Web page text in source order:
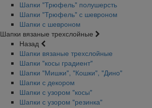
Шапки "Трюфель" полушерсть
Шапки "Трюфель" с шевроном
Шапки с шевроном
Шапки вязаные трехслойные
Назад
Шапки вязаные трехслойные
Шапки "косы градиент"
Шапки "Мишки", "Кошки", "Дино"
Шапки с декором
Шапки с узором "косы"
Шапки с узором "резинка"